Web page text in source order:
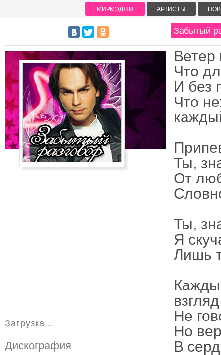
Забытый
Ветер
Что
И без
Что
Ты,
От
Ты,
Я
Лишь
взгляд
Не
Но
В
Загрузка...
Дискография
МИРМЭДЖИ АРТИСТЫ